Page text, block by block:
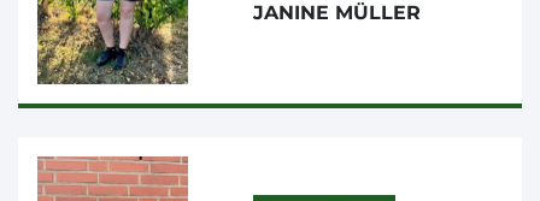
JANINE MÜLLER